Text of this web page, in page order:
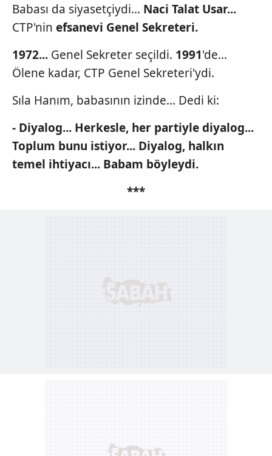
Babası da siyasetçiydi... Naci Talat Usar...
CTP'nin efsanevi Genel Sekreteri.
1972... Genel Sekreter seçildi. 1991'de...
Ölene kadar, CTP Genel Sekreteri'ydi.
Sıla Hanım, babasının izinde... Dedi ki:
- Diyalog... Herkesle, her partiylediyalog...
Toplum bunu istiyor... Diyalog, halkın
temel ihtiyacı... Babam böyleydi.
***